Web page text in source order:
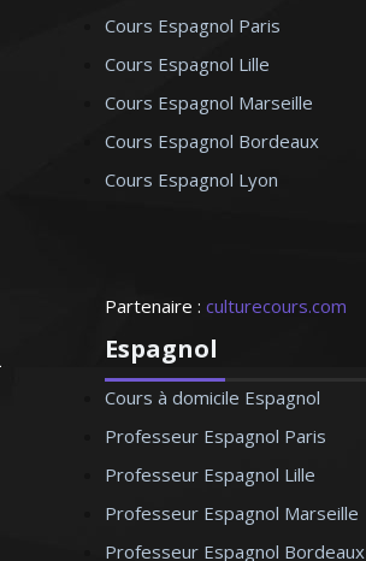
Cours Espagnol Paris
Cours Espagnol Lille
Cours Espagnol Marseille
Cours Espagnol Bordeaux
Cours Espagnol Lyon
Partenaire : culturecours.com
Espagnol
Cours à domicile Espagnol
Professeur Espagnol Paris
Professeur Espagnol Lille
Professeur Espagnol Marseille
Professeur Espagnol Bordeaux